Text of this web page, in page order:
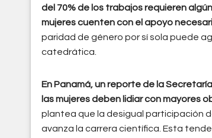
del 70% de los trabajos requieren
mujeres cuenten con el apoyo
paridad de género por sí sola puede
catedrática.
En Panamá, un reporte de la
las mujeres deben lidiar con mayores
plantea que la desigual participación
avanza la carrera científica. Esta